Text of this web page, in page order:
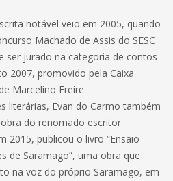
notável veio em 2005, quando
Machado de Assis do SESC
ser jurado na categoria de contos
2007, promovido pela Caixa
Marcelino Freire.
literárias, Evan do Carmo também
do renomado escritor
2015, publicou o livro “Ensaio
de Saramago”, uma obra que
na voz do próprio Saramago, em